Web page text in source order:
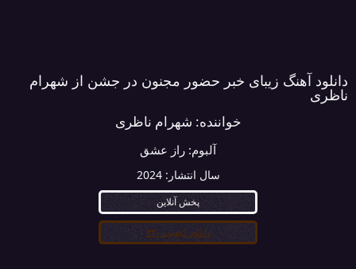
دانلود آهنگ زیبای خبر حضور مجنون در جشن از شهرام
ناظری
خواننده: شهرام ناظری
آلبوم: راز عشق
سال انتشار:2024
پخش آنلاین
دانلود کیفیت ۳۲۰